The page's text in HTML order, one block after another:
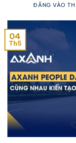
ĐĂNG VÀO
04
Th5